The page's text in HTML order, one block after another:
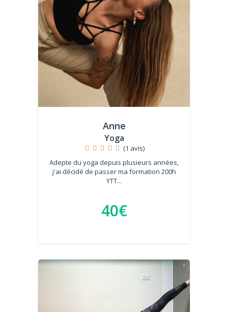
Anne
Yoga
(1 avis)
Adepte du yoga depuis plusieurs années,
j'ai décidé de passer ma formation 200h
YTT...
40€